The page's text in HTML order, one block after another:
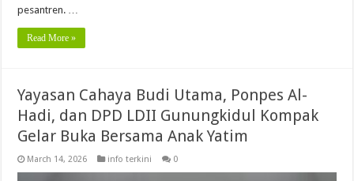
pesantren. …
Read More »
Yayasan Cahaya Budi Utama, Ponpes Al-
Hadi, dan DPD LDII Gunungkidul Kompak
Gelar Buka Bersama Anak Yatim
March 14, 2026 info terkini 0